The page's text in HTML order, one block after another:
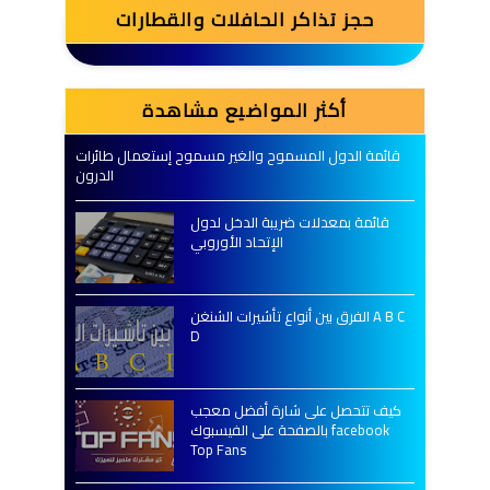
حجز تذاكر الحافلات والقطارات
أكثر المواضيع مشاهدة
قائمة الدول المسموح والغير مسموح إستعمال طائرات
الدرون
قائمة بمعدلات ضريبة الدخل لدول
الإتحاد الأوروبي
الفرق بين أنواع تأشيرات الشنغن A B C
D
كيف تتحصل على شارة أفضل معجب
بالصفحة على الفيسبوك facebook
Top Fans